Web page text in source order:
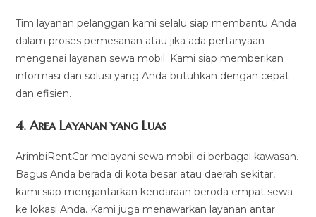
Tim layanan pelanggan kami selalu siap membantu Anda
dalam proses pemesanan atau jika ada pertanyaan
mengenai layanan sewa mobil. Kami siap memberikan
informasi dan solusi yang Anda butuhkan dengan cepat
dan efisien.
4.Area Layanan yang Luas
ArimbiRentCar melayani sewa mobil di berbagai kawasan.
Bagus Anda berada di kota besar atau daerah sekitar,
kami siap mengantarkan kendaraan beroda empat sewa
ke lokasi Anda. Kami juga menawarkan layanan antar